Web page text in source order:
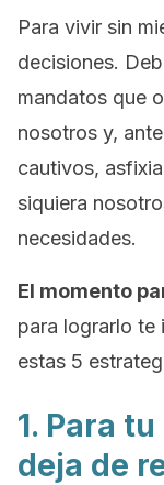
Para vivir sin
decisiones.
mandatos que
nosotros y,
cautivos,
siquiera
necesidades.
El momento
para lograrlo te
estas 5
1. Para
deja de